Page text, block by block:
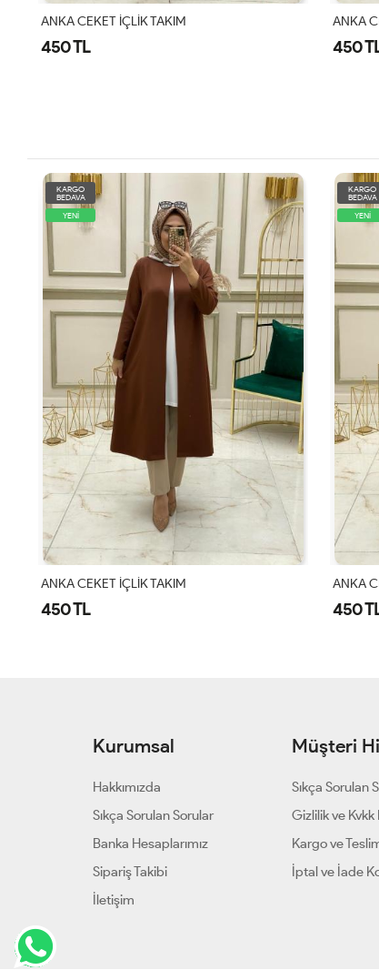
ANKA CEKET İÇLİK TAKIM
450 TL
ANKA
450
KARGO
BEDAVA
YENİ
ANKA CEKET İÇLİK TAKIM
450 TL
KARGO
BEDAVA
YENİ
ANKA
450
Kurumsal
Hakkımızda
Sıkça Sorulan Sorular
Banka Hesaplarımız
Sipariş Takibi
İletişim
Müşteri
Sıkça Sorulan
Gizlilik ve Kvkk
Kargo ve
İptal ve İade